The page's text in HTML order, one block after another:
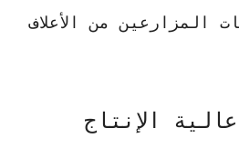
المزارعين من الأعلاف
الإنتاج